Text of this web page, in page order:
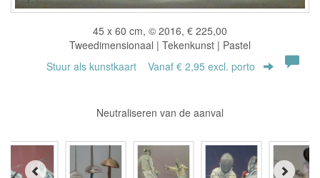
45 x 60 cm, © 2016, € 225,00
Tweedimensionaal | Tekenkunst | Pastel
Stuur als kunstkaart Vanaf € 2,95 excl. porto
Neutraliseren van de aanval